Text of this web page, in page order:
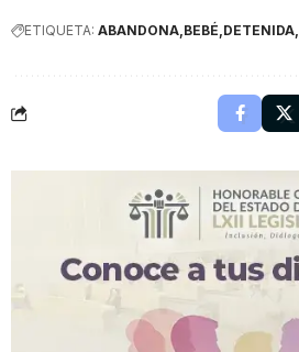
ETIQUETA: ABANDONA BEBÉ DETENIDA